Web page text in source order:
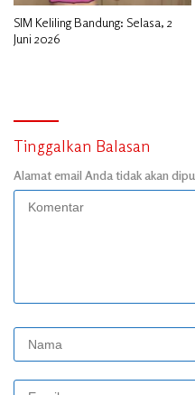
SIM Keliling Bandung: Selasa, 2
Juni 2026
Tinggalkan Balasan
Alamat email Anda tidak akan